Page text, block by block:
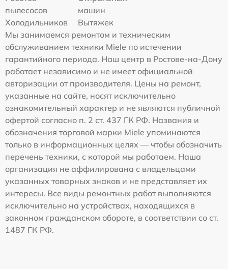
пылесосов
машин
Холодильников
Вытяжек
Мы занимаемся ремонтом и техническим
обслуживанием техники Miele по истечении
гарантийного периода. Наш центр в Ростове-на-Дону
работает независимо и не имеет официальной
авторизации от производителя. Цены на ремонт,
указанные на сайте, носят исключительно
ознакомительный характер и не являются публичной
офертой согласно п. 2 ст. 437 ГК РФ. Названия и
обозначения торговой марки Miele упоминаются
только в информационных целях — чтобы обозначить
перечень техники, с которой мы работаем. Наша
организация не аффилирована с владельцами
указанных товарных знаков и не представляет их
интересы. Все виды ремонтных работ выполняются
исключительно на устройствах, находящихся в
законном гражданском обороте, в соответствии со ст.
1487 ГК РФ.